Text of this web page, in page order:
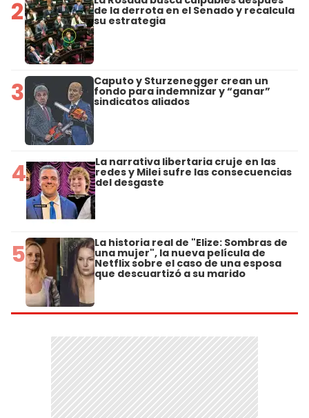
2 de la derrota en el Senado y recalcula
su estrategia
3 Caputo y Sturzenegger crean un
fondo para indemnizar y “ganar”
sindicatos aliados
4 La narrativa libertaria cruje en las
redes y Milei sufre las consecuencias
del desgaste
5 La historia real de "Elize: Sombras de
una mujer", la nueva película de
Netflix sobre el caso de una esposa
que descuartizó a su marido